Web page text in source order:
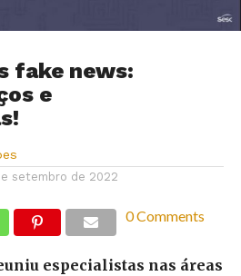
fake news:
e
setembro de 2022
0 Comments
especialistas nas áreas